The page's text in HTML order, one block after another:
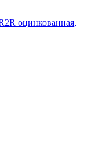
оцинкованная,